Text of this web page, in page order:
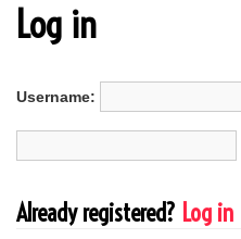
Log in
Username:
Already registered? Log in